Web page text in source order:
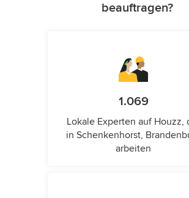
beauftragen?
1.069
Lokale Experten auf Houzz,
in Schenkenhorst,
arbeiten